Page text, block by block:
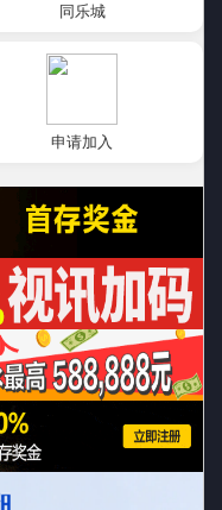
同乐城
申请加入